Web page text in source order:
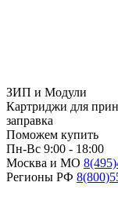
ЗИП и Модули
Картриджи для
заправка
Поможем купить
Пн-Вс 9:00 - 18:00
Москва и МО 8(495)
Регионы РФ 8(800)